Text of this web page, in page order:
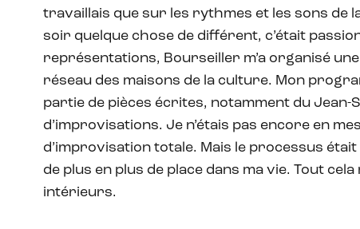
travaillais que sur les rythmes et les sons de
soir quelque chose de différent, c’était
représentations, Bourseiller m’a organisé
réseau des maisons de la culture. Mon
partie de pièces écrites, notamment du Jean-
d’improvisations. Je n’étais pas encore en
d’improvisation totale. Mais le processus
de plus en plus de place dans ma vie. Tout
intérieurs.